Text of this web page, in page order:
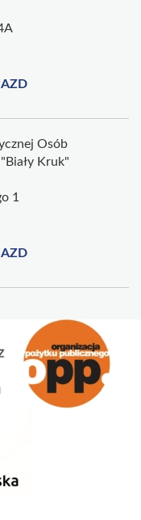
Osób
Kruk"
1